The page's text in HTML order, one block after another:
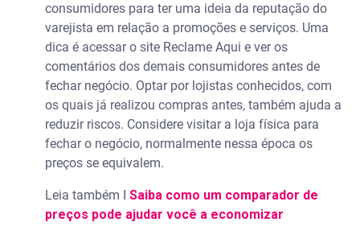
consumidores para ter uma ideia da reputação do
varejista em relação a promoções e serviços. Uma
dica é acessar o site Reclame Aqui e ver os
comentários dos demais consumidores antes de
fechar negócio. Optar por lojistas conhecidos, com
os quais já realizou compras antes, também ajuda a
reduzir riscos. Considere visitar a loja física para
fechar o negócio, normalmente nessa época os
preços se equivalem.
Leia também I Saiba como um comparador de
preços pode ajudar você a economizar